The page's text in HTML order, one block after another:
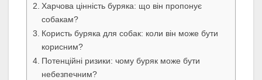
Харчова цінність буряка: що він пропонує
собакам?
Користь буряка для собак: коли він може бути
корисним?
Потенційні ризики: чому буряк може бути
небезпечним?